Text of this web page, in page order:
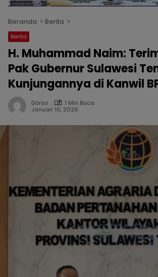
Beranda Berita
Berita
H. Muhammad Naim:
Pak Gubernur Sulawesi
Kunjungannya di Kanwil
Darso
1 Min Baca
Januari 10, 2026